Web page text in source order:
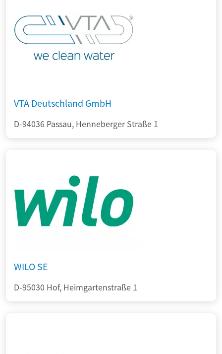
VTA Deutschland GmbH
D-94036 Passau, Henneberger Straße 1
WILO SE
D-95030 Hof, Heimgartenstraße 1